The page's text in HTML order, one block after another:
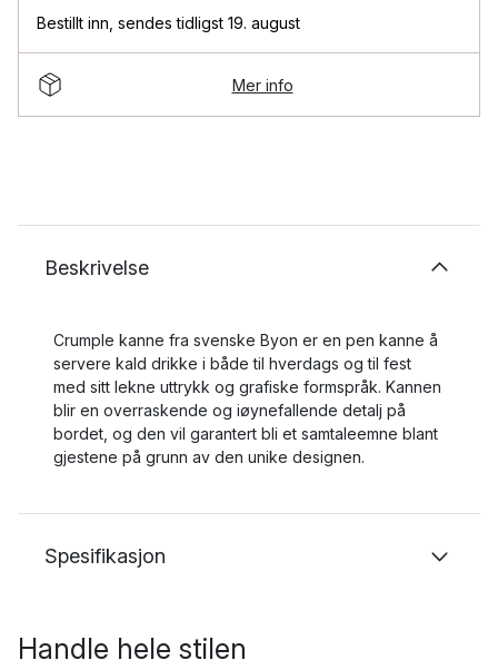
Bestillt inn sendes tidligst 19. august
Mer info
Beskrivelse
Crumple kanne fra svenske Byon er en pen kanne å
servere kald drikke i både til hverdags og til fest
med sitt lekne uttrykk og grafiske formspråk. Kannen
blir en overraskende og iøynefallende detalj på
bordet, og den vil garantert bli et samtaleemne blant
gjestene på grunn av den unike designen.
Spesifikasjon
Handle hele stilen